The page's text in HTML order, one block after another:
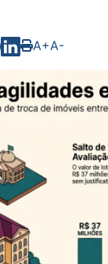
A+A-